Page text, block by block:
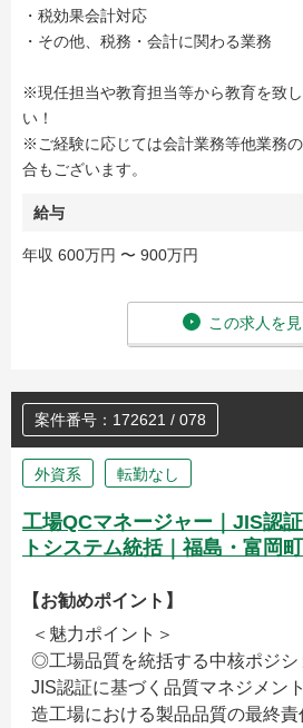
・税効果会計対応
・その他、税務・会計に関わる業務
※現任担当や教育担当等から教育を致
い！
※ご経験に応じては会計業務等他業務
合もございます。
給与
年収 600万円 〜 900万円
この求人を
案件番号：172621 / 078
外資系 転勤なし
工場QCマネージャー｜JIS認
トシステム統括｜福島・富岡
【お勧めポイント】
＜魅力ポイント＞
◎工場品質を統括する中核ポジシ
JIS認証に基づく品質マネジメン
造工場における製品品質の最終責